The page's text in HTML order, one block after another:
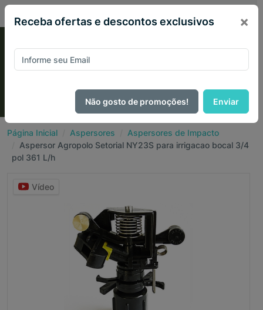
Página Inicial Aspersores
Aspersores de Impacto
Aspersor Agropolo Setorial NY23S para irrigacao bocal 3/4
pol 361 L/h
Vídeo
Receba ofertas e descontos exclusivos ×
Não gosto de promoções! Enviar